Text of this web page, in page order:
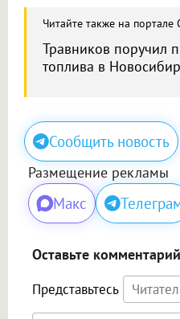
Читайте также на портале
Травников поручил
топлива в
Сообщить новость
Размещение рекламы
Макс
Оставьте комментарий
Представьтесь